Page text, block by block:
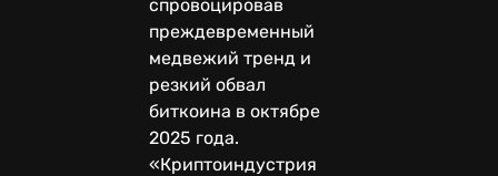
спровоцировав
преждевременный
медвежий тренд и
резкий обвал
биткоина в октябре
2025 года.
«Криптоиндустрия